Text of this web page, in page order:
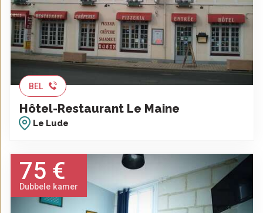
BEL
Hôtel-Restaurant Le Maine
Le Lude
75 €
Dubbele kamer